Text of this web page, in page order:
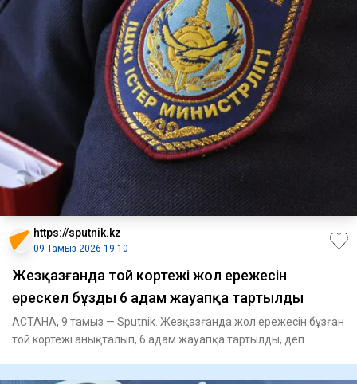
https://sputnik.kz
09 Тамыз 2026 19:10
Жезқазғанда той кортежі жол ережесін
өрескел бұзды 6 адам жауапқа тартылды
АСТАНА, 9 тамыз — Sputnik. Жезқазғанда жол ережесін бұзған
той кортежі анықталып, 6 адам жауапқа тартылды, деп